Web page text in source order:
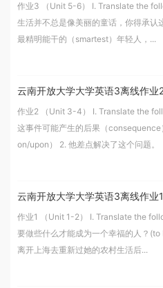
作业3 （Unit 5-6） I. Translate the
生活并不总是像美丽的童话，你得承
最精明能干的（smartest）年轻人，...
云南开放大学大学英语3离线作业
作业2 （Unit 3-4） I. Translate the
这事件可能产生的后果（
on/upon） 2. 他差点解决了这个问题。
云南开放大学大学英语3离线作业1
作业1 （Unit 1-2） I. Translate the
要做些什么才能成为一个幸福的人？
离开上海去重新过她的农村生活后...